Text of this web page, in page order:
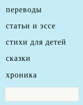
переводы
статьи и эссе
стихи для детей
сказки
хроника